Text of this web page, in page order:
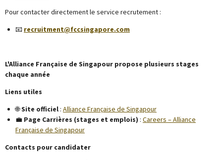
Pour contacter directement le service recrutement :
📧 recruitment@fccsingapore.com
L'Alliance Française de Singapour propose plusieurs stages
chaque année
Liens utiles
🌐Site officiel : Alliance Française de Singapour
💼 Page Carrières (stages et emplois) : Careers – Alliance
Française de Singapour
Contacts pour candidater